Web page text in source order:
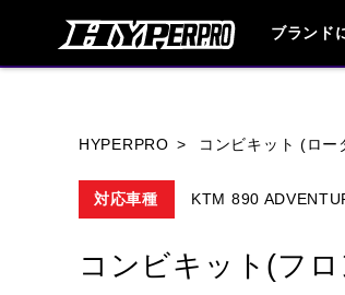
ブランド
HYPERPRO コンビキット (ロー
対応車種 KTM 890
コンビキット(フ